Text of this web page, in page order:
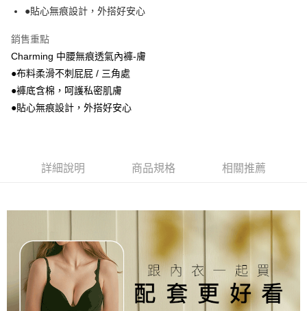
每筆NT$90，滿NT$1,300(含以上)免運費
7-11取貨付款
每筆NT$90，滿NT$1,300(含以上)免運費
付款後7-11取貨
每筆NT$90，滿NT$1,300(含以上)免運費
宅配-貨到不付款
查看運費
澳門直送- 順豐海外 查看運費
●貼心無痕設計，外搭好安心
銷售重點
Charming 中腰無痕透氣內褲-膚
●布料柔滑不刺屁屁 / 三角處
●褲底含棉，呵護私密肌膚
●貼心無痕設計，外搭好安心
詳細說明 商品規格 相關推薦